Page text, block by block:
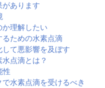
あります
理解したい
ための水素点滴
て悪影響を及ぼす
点滴とは？
性
水素点滴を受けるべき